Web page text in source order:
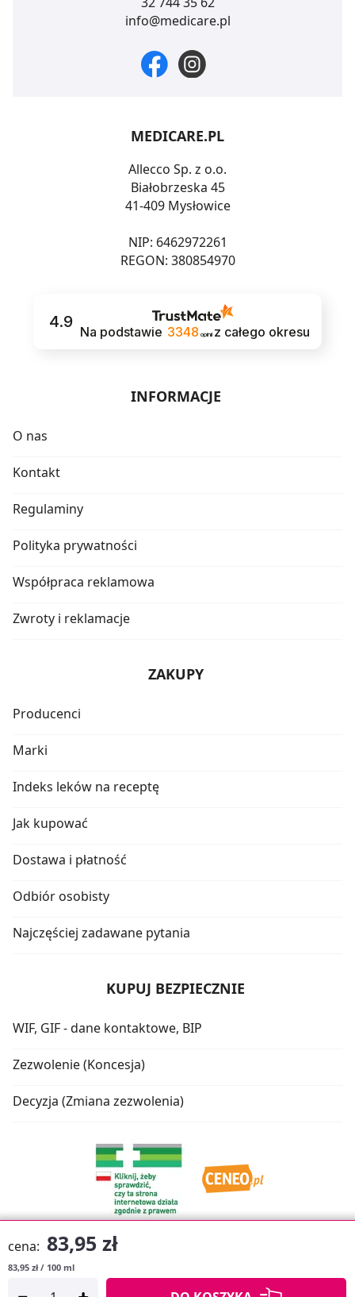
cena: 83,95 zł
83,95 zł / 100 ml
info@medicare.pl
MEDICARE.PL
Allecco Sp. z o.o.
Białobrzeska 45
41-409 Mysłowice
NIP: 6462972261
REGON: 380854970
4.9
Na podstawie 3348 opinii z całego okresu
INFORMACJE
O nas
Kontakt
Regulaminy
Polityka prywatności
Współpraca reklamowa
Zwroty i reklamacje
ZAKUPY
Producenci
Marki
Indeks leków na receptę
Jak kupować
Dostawa i płatność
Odbiór osobisty
Najczęściej zadawane pytania
KUPUJ BEZPIECZNIE
WIF, GIF - dane kontaktowe, BIP
Zezwolenie (Koncesja)
Decyzja (Zmiana zezwolenia)